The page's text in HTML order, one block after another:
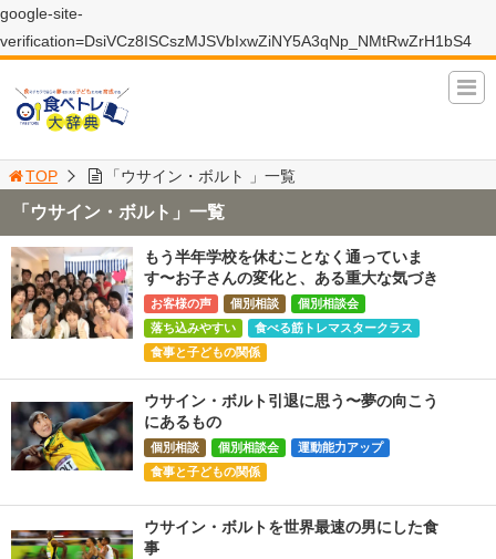
google-site-
verification=DsiVCz8ISCszMJSVbIxwZiNY5A3qNp_NMtRwZrH1bS4
TOP 「ウサイン・ボルト 」一覧
「ウサイン・ボルト」一覧
もう半年学校を休むことなく通っていま
す〜お子さんの変化と、ある重大な気づき
お客様の声 個別相談
個別相談会
落ち込みやすい
食べる筋トレマスタークラス
食事と子どもの関係
ウサイン・ボルト引退に思う〜夢の向こう
にあるもの
個別相談 個別相談会
運動能力アップ
食事と子どもの関係
ウサイン・ボルトを世界最速の男にした食
事